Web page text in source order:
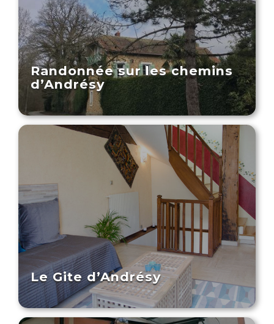
Randonnée sur les chemins
d’Andrésy
Le Gite d’Andrésy